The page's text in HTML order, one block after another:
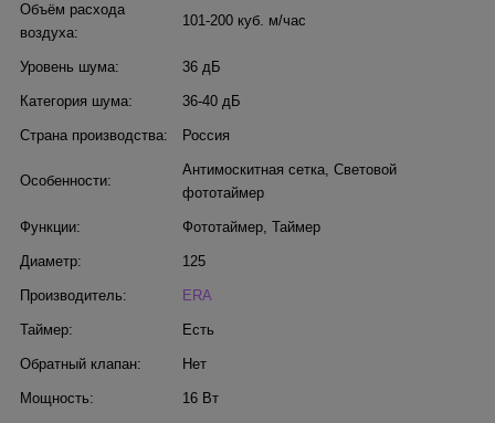
Объём расхода
воздуха:
101-200 куб. м/час
Уровень шума: 36 дБ
Категория шума: 36-40 дБ
Страна производства: Россия
Особенности:
Антимоскитная сетка, Световой
фототаймер
Функции: Фототаймер, Таймер
Диаметр: 125
Производитель: ERA
Таймер: Есть
Обратный клапан: Нет
Мощность: 16 Вт